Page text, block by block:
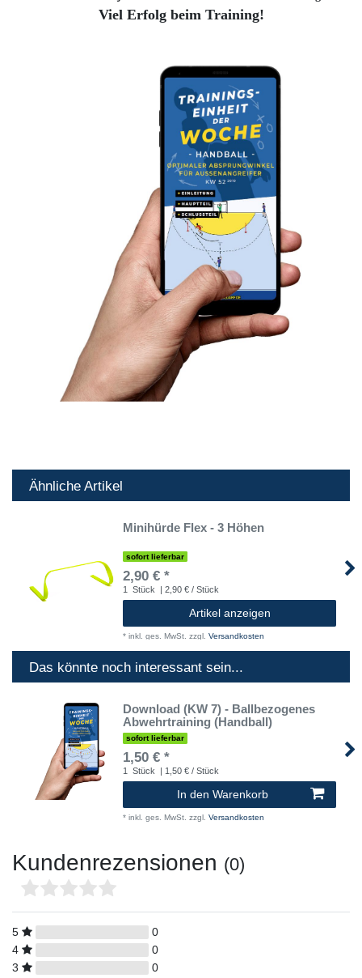
Viel Erfolg beim Training!
Ähnliche Artikel
Minihürde Flex - 3 Höhen
sofort lieferbar
2,90 € *
1 Stück | 2,90 € / Stück
Artikel anzeigen
* inkl. ges. MwSt. zzgl. Versandkosten
Das könnte noch interessant sein...
Download (KW 7) - Ballbezogenes
Abwehrtraining (Handball)
sofort lieferbar
1,50 € *
1 Stück | 1,50 € / Stück
In den Warenkorb
* inkl. ges. MwSt. zzgl. Versandkosten
Kundenrezensionen (0)
5
0
4
0
3
0